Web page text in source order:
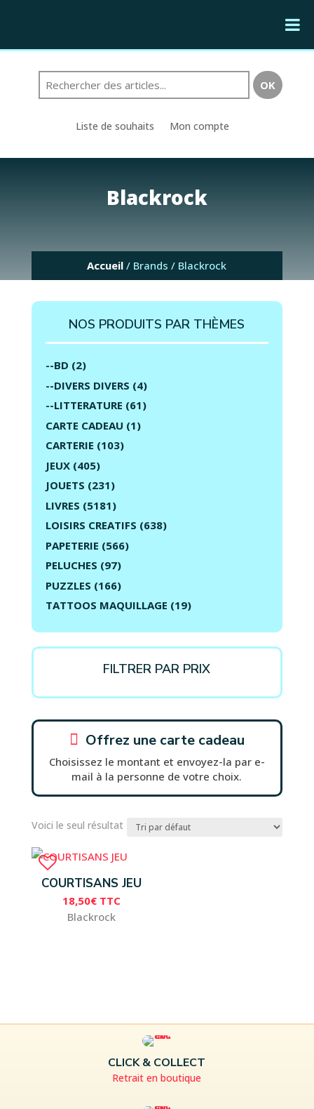
Liste de souhaits Mon compte
Blackrock
Accueil / Brands / Blackrock
NOS PRODUITS PAR THÈMES
--BD (2)
--DIVERS DIVERS (4)
--LITTERATURE (61)
CARTE CADEAU (1)
CARTERIE (103)
JEUX (405)
JOUETS (231)
LIVRES (5181)
LOISIRS CREATIFS (638)
PAPETERIE (566)
PELUCHES (97)
PUZZLES (166)
TATTOOS MAQUILLAGE (19)
FILTRER PAR PRIX
 Offrez une carte cadeau
Choisissez le montant et envoyez-la par e-
mail à la personne de votre choix.
Voici le seul résultat
COURTISANS JEU
18,50€ TTC
Blackrock
CLICK & COLLECT
Retrait en boutique